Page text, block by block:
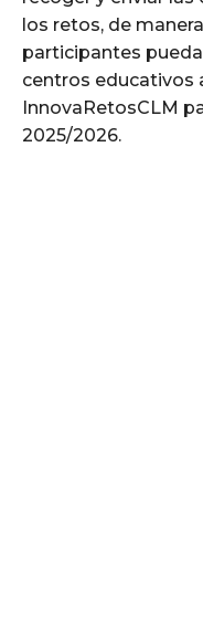
los retos, de
participantes
centros educativos
InnovaRetosCLM
2025/2026.